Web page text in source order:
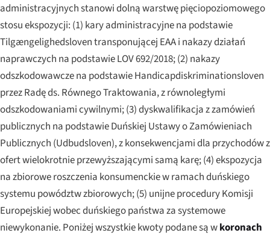
administracyjnych stanowi dolną warstwę pięciopoziomowego
stosu ekspozycji: (1) kary administracyjne na podstawie
Tilgængelighedsloven transponującej EAA i nakazy działań
naprawczych na podstawie LOV 692/2018; (2) nakazy
odszkodowawcze na podstawie Handicapdiskriminationsloven
przez Radę ds. Równego Traktowania, z równoległymi
odszkodowaniami cywilnymi; (3) dyskwalifikacja z zamówień
publicznych na podstawie Duńskiej Ustawy o Zamówieniach
Publicznych (Udbudsloven), z konsekwencjami dla przychodów z
ofert wielokrotnie przewyższającymi samą karę; (4) ekspozycja
na zbiorowe roszczenia konsumenckie w ramach duńskiego
systemu powództw zbiorowych; (5) unijne procedury Komisji
Europejskiej wobec duńskiego państwa za systemowe
niewykonanie. Poniżej wszystkie kwoty podane są wkoronach